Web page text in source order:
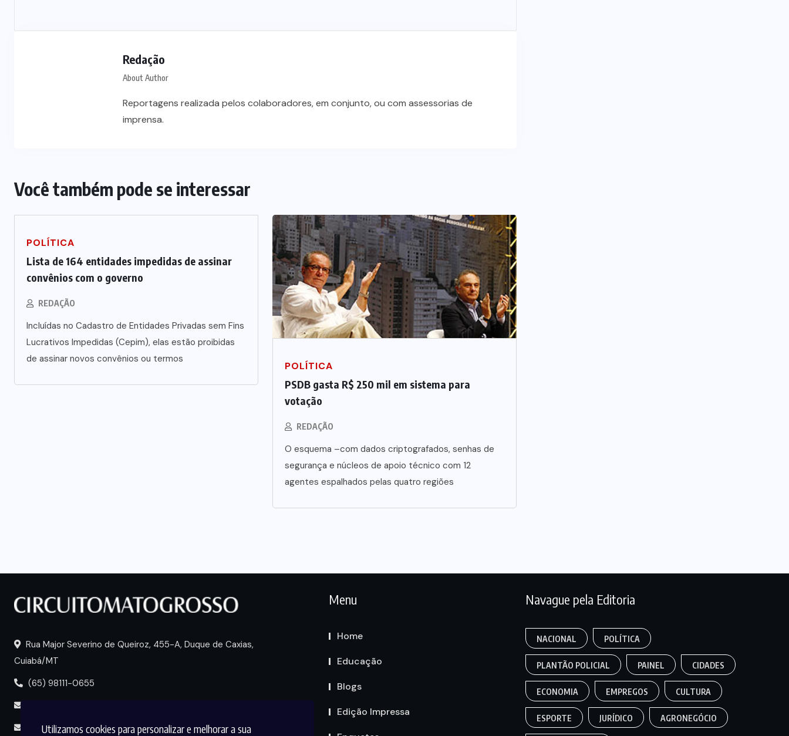
Utilizamos cookies para personalizar e melhorar a sua
Redação
About Author
Reportagens realizada pelos colaboradores, em conjunto, ou com assessorias de
imprensa.
Você também pode se interessar
POLÍTICA
Lista de 164 entidades impedidas de assinar
convênios com o governo
REDAÇÃO
Incluídas no Cadastro de Entidades Privadas sem Fins
Lucrativos Impedidas (Cepim), elas estão proibidas
de assinar novos convênios ou termos
POLÍTICA
PSDB gasta R$ 250 mil em sistema para
votação
REDAÇÃO
O esquema –com dados criptografados, senhas de
segurança e núcleos de apoio técnico com 12
agentes espalhados pelas quatro regiões
Rua Major Severino de Queiroz, 455-A, Duque de Caxias,
Cuiabá/MT
(65) 98111-0655
midia@circuitomt.com.br
Menu
Home
Educação
Blogs
Edição Impressa
Navague pela Editoria
NACIONAL POLÍTICA
PLANTÃO POLICIAL PAINEL CIDADES
ECONOMIA EMPREGOS CULTURA
ESPORTE JURÍDICO AGRONEGÓCIO